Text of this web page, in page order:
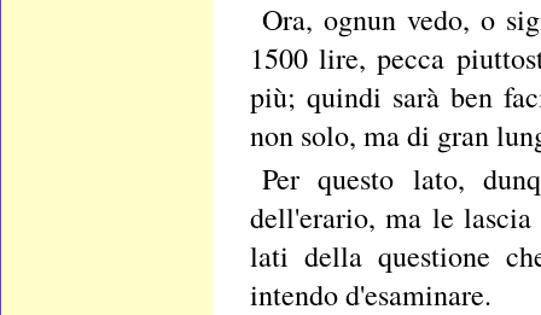
Ora, ognun vedo, o
1500 lire, pecca
più; quindi sarà ben
non solo, ma di gran
Per questo lato,
dell'erario, ma le
lati della questione
intendo d'esaminare.